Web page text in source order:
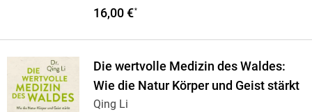
16,00 €*
Die wertvolle Medizin des Waldes:
Wie die Natur Körper und Geist stärkt
Qing Li